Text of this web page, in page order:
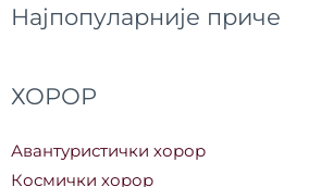
Најпопуларније приче
ХОРОР
Авантуристички хорор
Космички хорор